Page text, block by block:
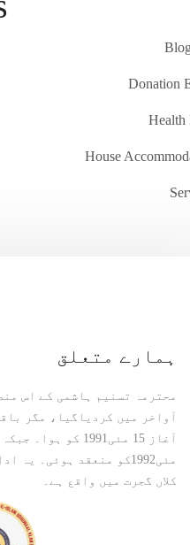
Donation
Health
House
ہمارے متعلق
آواخر میں کردیاگیا، مگر
مئی1992کو منعقد ہوئی۔
کلاں گجرت میں واقع ہے۔